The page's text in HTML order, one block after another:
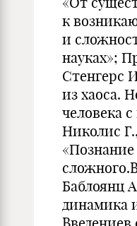
к
и
науках»;
Стенгерс
из хаоса.
человека
Николис
«Познание
Баблоянц
динамика